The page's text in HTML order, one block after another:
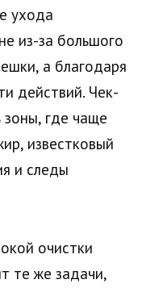
ухода
из-за большого
а благодаря
действий. Чек-
зоны, где чаще
известковый
и следы
очистки
те же задачи,